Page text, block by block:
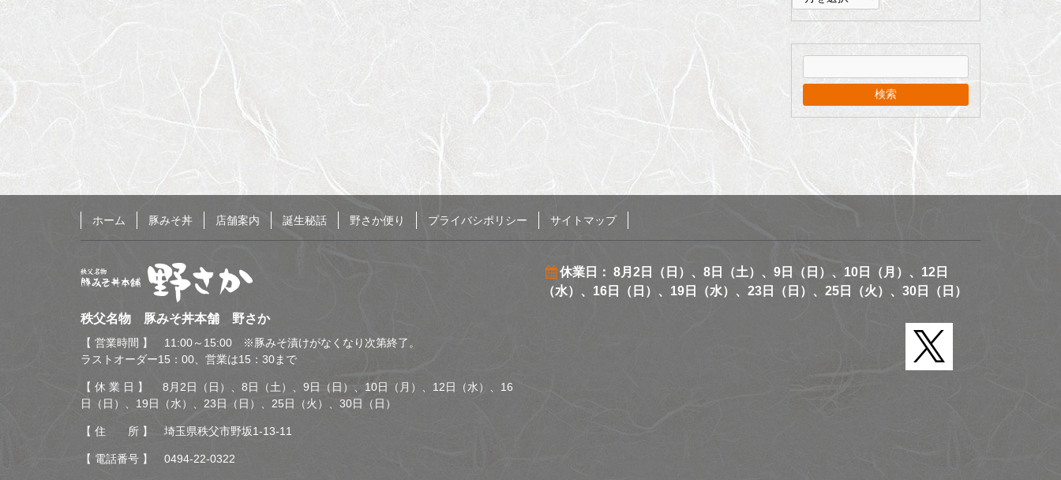
へ
ー
カ
イ
ブ
ホーム 豚みそ丼 店舗案内 誕生秘話 野さか便り プライバシポリシー サイトマップ
秩父名物 豚みそ丼本舗
野さか
秩父名物 豚みそ丼本舗 野さか
【 営業時間 】 11:00～15:00 ※豚みそ漬けがなくなり次第終了。
ラストオーダー15：00、営業は15：30まで
【 休 業 日 】 8月2日（日）、8日（土）、9日（日）、10日（月）、12日（水）、16
日（日）、19日（水）、23日（日）、25日（火）、30日（日）
【 住 所 】 埼玉県秩父市野坂1-13-11
【 電話番号 】 0494-22-0322
休業日： 8月2日（日）、8日（土）、9日（日）、10日（月）、12日
（水）、16日（日）、19日（水）、23日（日）、25日（火）、30日（日）